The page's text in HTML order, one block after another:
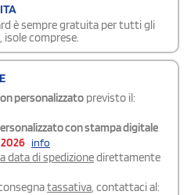
è sempre gratuita per tutti gli
comprese.
personalizzato previsto il:
con stampa digitale
info
data di spedizionedirettamente
tassativa, contattaci al: